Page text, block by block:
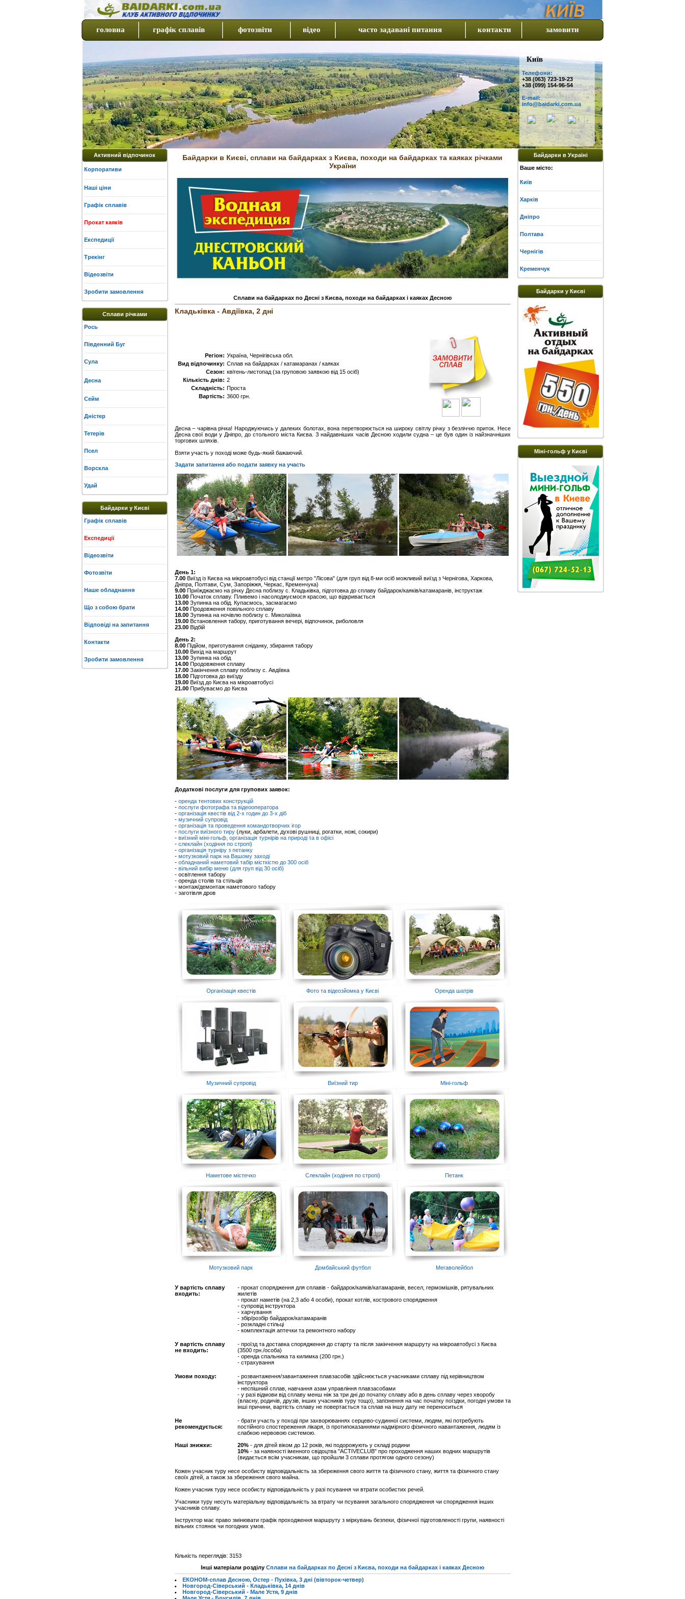
головна графік сплавів фотозвіти відео часто задавані питання контакти замовити
Київ
Телефони:
+38 (063) 723-19-23
+38 (099) 154-96-54
E-mail:
info@baidarki.com.ua
Активний відпочинок
Корпоративи
Наші ціни
Графік сплавів
Прокат каяків
Експедиції
Трекінг
Відеозвіти
Зробити замовлення
Сплави річками
Рось
Південний Буг
Сула
Десна
Сейм
Дністер
Тетерів
Псел
Ворскла
Удай
Байдарки у Києві
Графік сплавів
Експедиції
Відеозвіти
Фотозвіти
Наше обладнання
Що з собою брати
Відповіді на запитання
Контакти
Зробити замовлення
Байдарки в Києві, сплави на байдарках з Києва, походи на байдарках та каяках річками
України
Сплави на байдарках по Десні з Києва, походи на байдарках і каяках Десною
Кладьківка - Авдіївка, 2 дні
Регіон: Україна, Чернігівська обл.
Вид відпочинку: Сплав на байдарках / катамаранах / каяках
Сезон: квітень-листопад (за груповою заявкою від 15 осіб)
Кількість днів: 2
Складність: Проста
Вартість: 3600 грн.
Десна – чарівна річка! Народжуючись у далеких болотах, вона перетворюється на широку світлу річку з безліччю приток. Несе
Десна свої води у Дніпро, до стольного міста Києва. З найдавніших часів Десною ходили судна – це був один із найзначніших
торгових шляхів.
Взяти участь у поході може будь-який бажаючий.
Задати запитання або подати заявку на участь
День 1:
7.00Виїзд із Києва на мікроавтобусі від станції метро "Лісова" (для груп від 8-ми осіб можливий виїзд з Чернігова, Харкова,
Дніпра, Полтави, Сум, Запоріжжя, Черкас, Кременчука)
9.00Приїжджаємо на річку Десна поблизу с. Кладьківка, підготовка до сплаву байдарок/каяків/катамаранів, інструктаж
10.00Початок сплаву. Пливемо і насолоджуємося красою, що відкривається
13.00 Зупинка на обід. Купаємось, засмагаємо
14.00Продовження повільного сплаву
18.00Зупинка на ночівлю поблизу с. Миколаївка
19.00Встановлення табору, приготування вечері, відпочинок, риболовля
23.00Відбій
День 2:
8.00Підйом, приготування сніданку, збирання табору
10.00Вихід на маршрут
13.00Зупинка на обід
14.00Продовження сплаву
17.00Закінчення сплаву поблизу с. Авдіївка
18.00 Підготовка до виїзду
19.00Виїзд до Києва на мікроавтобусі
21.00Прибуваємо до Києва
Додаткові послуги для групових заявок:
- оренда тентових конструкцій
- послуги фотографа та відеооператора
- організація квестів від 2-х годин до 3-х діб
- музичний супровід
- організація та проведення командотворчих ігор
- послуги виїзного тиру(луки, арбалети, духові рушниці, рогатки, ножі, сокири)
- виїзний міні-гольф, організація турнірів на природі та в офісі
- слеклайн (ходіння по стропі)
- організація турніру з петанку
- мотузковий парк на Вашому заході
- обладнаний наметовий табір місткістю до 300 осіб
- вільний вибір меню (для груп від 30 осіб)
- освітлення табору
- оренда столів та стільців
- монтаж/демонтаж наметового табору
- заготівля дров
Організація квестів Фото та відеозйомка у Києві Оренда шатрів
Музичний супровід Виїзний тир Міні-гольф
Наметове містечко Слеклайн (ходіння по стропі) Петанк
Мотузковий парк Домбайський футбол Мегаволейбол
У вартість сплаву
входить:
- прокат спорядження для сплавів - байдарок/каяків/катамаранів, весел, гермомішків, рятувальних
жилетів
- прокат наметів (на 2,3 або 4 особи), прокат котлів, кострового спорядження
- супровід інструктора
- харчування
- збір/розбір байдарок/катамаранів
- розкладні стільці
- комплектація аптечки та ремонтного набору
У вартість сплаву
не входить:
- проїзд та доставка спорядження до старту та після закінчення маршруту на мікроавтобусі з Києва
(3500 грн./особа)
- оренда спальника та килимка (200 грн.)
- страхування
Умови походу:
- розвантаження/завантаження плавзасобів здійснюється учасниками сплаву під керівництвом
інструктора
- неспішний сплав, навчання азам управління плавзасобами
- у разі відмови від сплаву менш ніж за три дні до початку сплаву або в день сплаву через хворобу
(власну, родичів, друзів, інших учасників туру тощо), запізнення на час початку поїздки, погодні умови та
інші причини, вартість сплаву не повертається та сплав на іншу дату не переноситься
Не
рекомендується:
- брати участь у поході при захворюваннях серцево-судинної системи, людям, які потребують
постійного спостереження лікаря, із протипоказаннями надмірного фізичного навантаження, людям із
слабкою нервовою системою.
Наші знижки:
20%- для дітей віком до 12 років, які подорожують у складі родини
10%- за наявності іменного свідоцтва "ACTIVECLUB" про проходження наших водних маршрутів
(видається всім учасникам, що пройшли 3 сплави протягом одного сезону)
Кожен учасник туру несе особисту відповідальність за збереження свого життя та фізичного стану, життя та фізичного стану
своїх дітей, а також за збереження свого майна.
Кожен учасник туру несе особисту відповідальність у разі псування чи втрати особистих речей.
Учасники туру несуть матеріальну відповідальність за втрату чи псування загального спорядження чи спорядження інших
учасників сплаву.
Інструктор має право змінювати графік проходження маршруту з міркувань безпеки, фізичної підготовленості групи, наявності
вільних стоянок чи погодних умов.
Кількість переглядів: 3153
Інші матеріали розділу Сплави на байдарках по Десні з Києва, походи на байдарках і каяках Десною
ЕКОНОМ-сплав Десною, Остер - Пухівка, 3 дні (вівторок-четвер)
Новгород-Сіверський - Кладьківка, 14 днів
Новгород-Сіверський - Мале Устя, 9 днів
Байдарки в Україні
Ваше місто:
Київ
Харків
Дніпро
Полтава
Чернігів
Кременчук
Байдарки у Києві
Міні-гольф у Києві